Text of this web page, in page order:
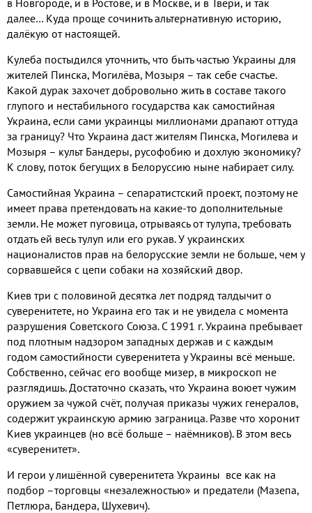
далее… Куда проще сочинить альтернативную историю,
далёкую от настоящей.
Кулеба постыдился уточнить, что быть частью Украины для
жителей Пинска, Могилёва, Мозыря – так себе счастье.
Какой дурак захочет добровольно жить в составе такого
глупого и нестабильного государства как самостийная
Украина, если сами украинцы миллионами драпают оттуда
за границу? Что Украина даст жителям Пинска, Могилева и
Мозыря – культ Бандеры, русофобию и дохлую экономику?
К слову, поток бегущих в Белоруссию ныне набирает силу.
Самостийная Украина – сепаратистский проект, поэтому не
имеет права претендовать на какие-то дополнительные
земли. Не может пуговица, отрываясь от тулупа, требовать
отдать ей весь тулуп или его рукав. У украинских
националистов прав на белорусские земли не больше, чем у
сорвавшейся с цепи собаки на хозяйский двор.
Киев три с половиной десятка лет подряд талдычит о
суверенитете, но Украина его так и не увидела с момента
разрушения Советского Союза. С 1991 г.Украина пребывает
под плотным надзором западных держав и с каждым
годом самостийности суверенитета у Украины всё меньше.
Собственно, сейчас его вообще мизер, в микроскоп не
разглядишь. Достаточно сказать, что Украина воюет чужим
оружием за чужой счёт, получая приказы чужих генералов,
содержит украинскую армию заграница. Разве что хоронит
Киев украинцев (но всё больше – наёмников). В этом весь
«суверенитет».
И герои у лишённой суверенитета Украины все как на
подбор –торговцы «незалежностью» и предатели (Мазепа,
Петлюра, Бандера, Шухевич).